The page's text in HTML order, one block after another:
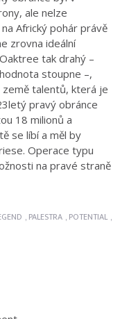
ale nelze
Africký pohár právě
zrovna ideální
tak drahý –
stoupne –,
talentů, která je
pravý obránce
18 milionů a
se líbí a měl by
Operace typu
na pravé straně
, PALESTRA , POTENTIAL ,